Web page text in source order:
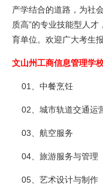
产学结合的道路，为社
质高”的专业技能型人才
育单位。欢迎广大考生
文山州工商信息管理学
01、中餐烹饪
02、城市轨道交通运
03、航空服务
04、旅游服务与管理
05、艺术设计与制作